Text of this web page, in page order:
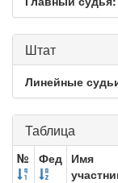
Штат
Линейные
Таблица
№ Фед Имя